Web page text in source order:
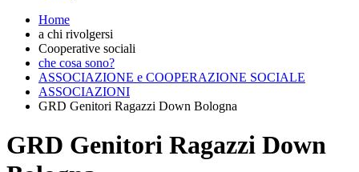
Home
a chi rivolgersi
Cooperative sociali
che cosa sono?
ASSOCIAZIONE e COOPERAZIONE SOCIALE
ASSOCIAZIONI
GRD Genitori Ragazzi Down Bologna
GRD Genitori Ragazzi Down